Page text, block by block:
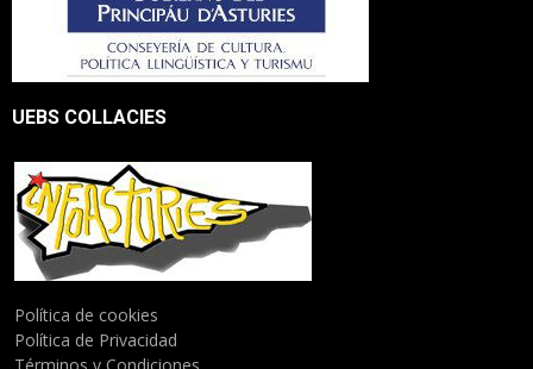
UEBS COLLACIES
Política de cookies
Política de Privacidad